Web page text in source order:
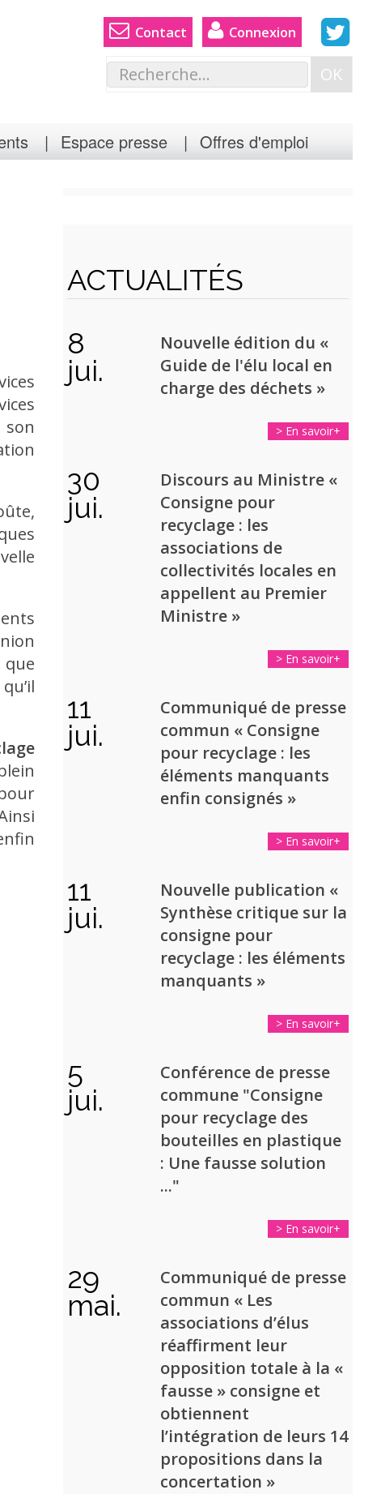
Contact Connexion
Rechercher OK
Espace presse Offres d'emploi
que
ACTUALITÉS
8
jui.
Nouvelle édition du «
Guide de l'élu local en
charge des déchets »
> En savoir+
30
jui.
Discours au Ministre «
Consigne pour
recyclage : les
associations de
collectivités locales en
appellent au Premier
Ministre »
> En savoir+
11
jui.
Communiqué de presse
commun « Consigne
pour recyclage : les
éléments manquants
enfin consignés »
> En savoir+
11
jui.
Nouvelle publication «
Synthèse critique sur la
consigne pour
recyclage : les éléments
manquants »
> En savoir+
5
jui.
Conférence de presse
commune "Consigne
pour recyclage des
bouteilles en plastique
: Une fausse solution
..."
> En savoir+
29
mai.
Communiqué de presse
commun « Les
associations d’élus
réaffirment leur
opposition totale à la «
fausse » consigne et
obtiennent
l’intégration de leurs 14
propositions dans la
concertation »